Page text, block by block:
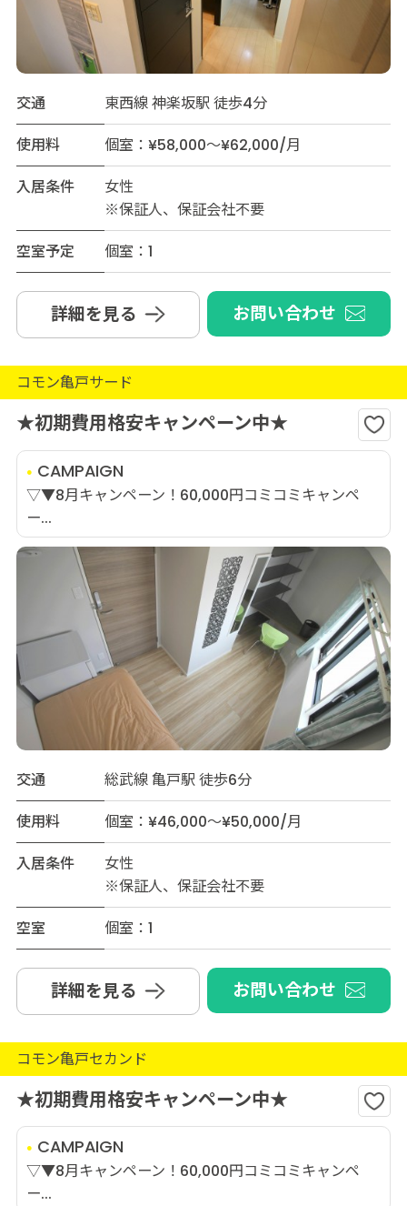
交通
東西線 神楽坂駅 徒歩4分
使用料
個室：¥58,000～¥62,000/月
入居条件
女性
※保証人、保証会社不要
空室予定
個室：1
詳細を見る お問い合わせ
コモン亀戸サード
★初期費用格安キャンペーン中★
CAMPAIGN
▽▼8月キャンペーン！60,000円コミコミキャンペ
ー...
交通
総武線 亀戸駅 徒歩6分
使用料
個室：¥46,000～¥50,000/月
入居条件
女性
※保証人、保証会社不要
空室
個室：1
詳細を見る お問い合わせ
コモン亀戸セカンド
★初期費用格安キャンペーン中★
CAMPAIGN
▽▼8月キャンペーン！60,000円コミコミキャンペ
ー...